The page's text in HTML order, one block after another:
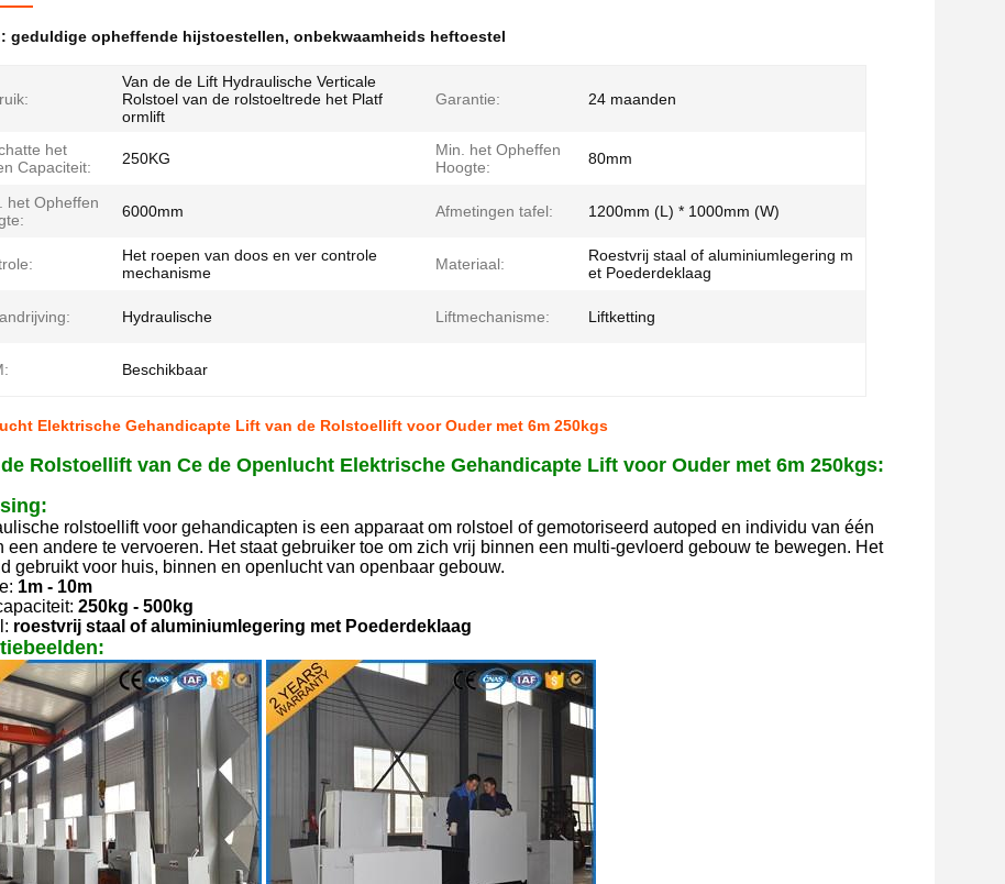
geduldige opheffende hijstoestellen, onbekwaamheids heftoestel
Van de de Lift Hydraulische Verticale
Rolstoel van de rolstoeltrede het Platf
ormlift
Garantie: 24 maanden
het
Capaciteit:
250KG
Min. het Opheffen
Hoogte:
80mm
het Opheffen
6000mm Afmetingen tafel: 1200mm (L) * 1000mm (W)
Het roepen van doos en ver controle
mechanisme
Materiaal:
Roestvrij staal of aluminiumlegering m
et Poederdeklaag
Hydraulische Liftmechanisme: Liftketting
Beschikbaar
Elektrische Gehandicapte Lift van de Rolstoellift voor Ouder met 6m 250kgs
Rolstoellift van Ce de Openlucht Elektrische Gehandicapte Lift voor Ouder met 6m 250kgs:
rolstoellift voor gehandicapten is een apparaat om rolstoel of gemotoriseerd autoped en individu van één
een andere te vervoeren. Het staat gebruiker toe om zich vrij binnen een multi-gevloerd gebouw te bewegen. Het
gebruikt voor huis, binnen en openlucht van openbaar gebouw.
1m - 10m
250kg - 500kg
roestvrij staal of aluminiumlegering met Poederdeklaag